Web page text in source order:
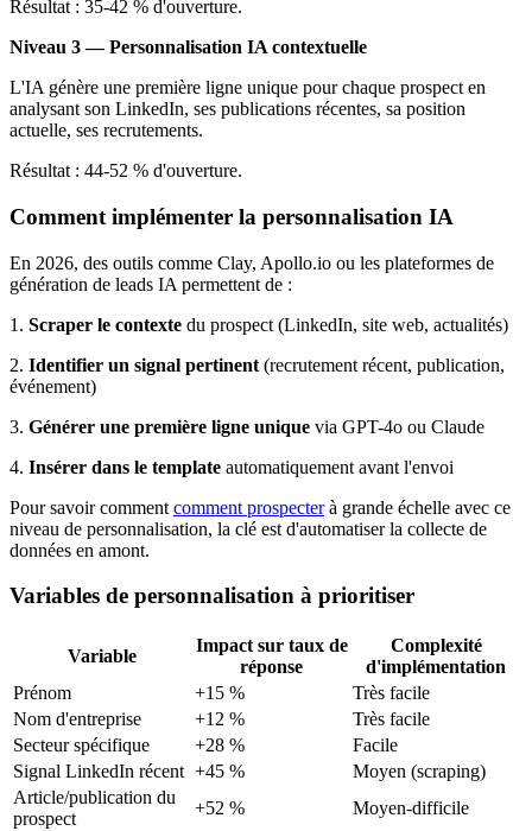
Résultat : 35-42 % d'ouverture.
Niveau 3 — Personnalisation IA contextuelle
L'IA génère une première ligne unique pour chaque prospect en
analysant son LinkedIn, ses publications récentes, sa position
actuelle, ses recrutements.
Résultat : 44-52 % d'ouverture.
Comment implémenter la personnalisation IA
En 2026, des outils comme Clay, Apollo.io ou les plateformes de
génération de leads IA permettent de :
1. Scraper le contexte du prospect (LinkedIn, site web, actualités)
2. Identifier un signal pertinent (recrutement récent, publication,
événement)
3. Générer une première ligne unique via GPT-4o ou Claude
4. Insérer dans le template automatiquement avant l'envoi
Pour savoir comment comment prospecterà grande échelle avec ce
niveau de personnalisation, la clé est d'automatiser la collecte de
données en amont.
Variables de personnalisation à prioritiser
Variable
Impact sur taux de
réponse
Complexité
d'implémentation
Prénom
+15 %
Très facile
Nom d'entreprise
+12 %
Très facile
Secteur spécifique
+28 %
Facile
Signal LinkedIn récent +45 %
Moyen (scraping)
Article/publication du
prospect
+52 %
Moyen-difficile